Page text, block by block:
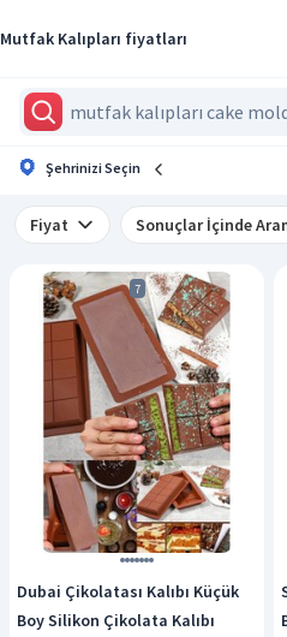
Mutfak Kalıpları fiyatları
Şehrinizi Seçin
Fiyat Sonuçlar İçinde
7
Dubai Çikolatası Kalıbı Küçük
Boy Silikon Çikolata Kalıbı